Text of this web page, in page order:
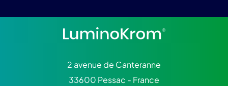
2 avenue de Canteranne
33600 Pessac - France